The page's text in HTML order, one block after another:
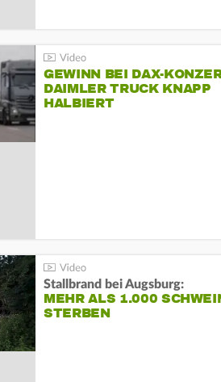
GEWINN BEI DAX-
DAIMLER TRUCK KNAPP
HALBIERT
Stallbrand bei Augsburg:
MEHR ALS 1.000
STERBEN